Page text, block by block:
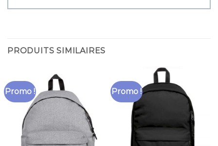
PRODUITS SIMILAIRES
Promo ! Promo !